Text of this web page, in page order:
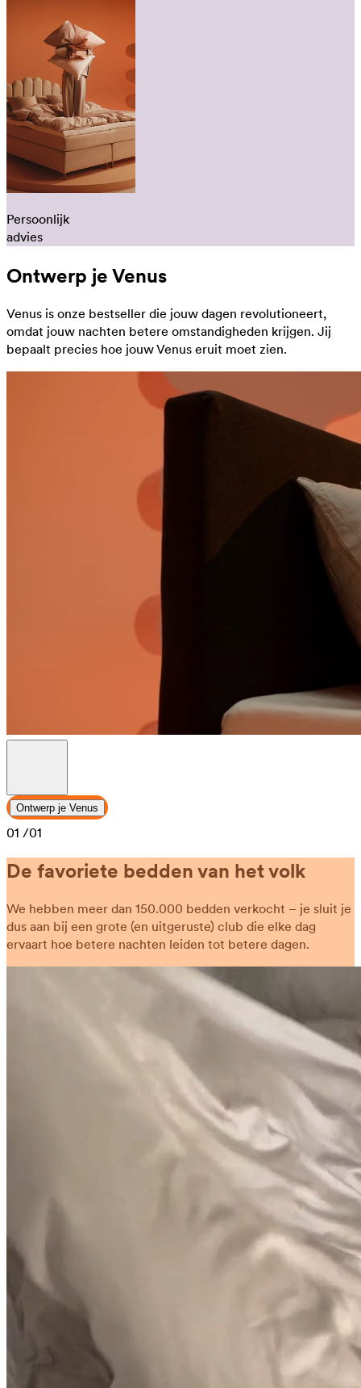
Persoonlijk
advies
Ontwerp je Venus
Venus is onze bestseller die jouw dagen revolutioneert,
omdat jouw nachten betere omstandigheden krijgen. Jij
bepaalt precies hoe jouw Venus eruit moet zien.
Ontwerp je Venus
01 /01
De favoriete bedden van het volk
We hebben meer dan 150.000 bedden verkocht – je sluit je
dus aan bij een grote (en uitgeruste) club die elke dag
ervaart hoe betere nachten leiden tot betere dagen.